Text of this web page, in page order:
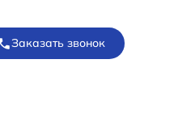
Заказать звонок